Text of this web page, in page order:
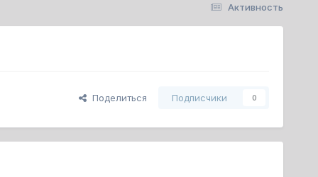
Активность
Поделиться Подписчики 0